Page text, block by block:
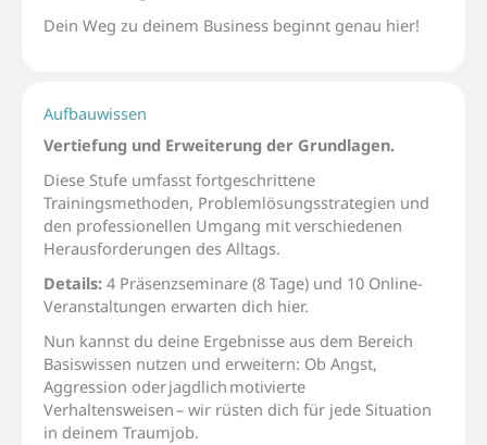
Dein Weg zu deinem Business beginnt genau hier!
Aufbauwissen
Vertiefung und Erweiterung der Grundlagen.
Diese Stufe umfasst fortgeschrittene
Trainingsmethoden, Problemlösungsstrategien und
den professionellen Umgang mit verschiedenen
Herausforderungen des Alltags.
Details: 4 Präsenzseminare (8 Tage) und 10 Online-
Veranstaltungen erwarten dich hier.
Nun kannst du deine Ergebnisse aus dem Bereich
Basiswissen nutzen und erweitern: Ob Angst,
Aggression oderjagdlich motivierte
Verhaltensweisen– wir rüsten dich für jede Situation
in deinem Traumjob.